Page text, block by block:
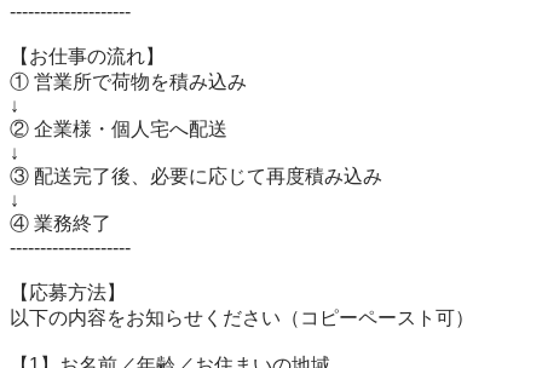
--------------------
【お仕事の流れ】
① 営業所で荷物を積み込み
↓
② 企業様・個人宅へ配送
↓
③ 配送完了後、必要に応じて再度積み込み
↓
④ 業務終了
--------------------
【応募方法】
以下の内容をお知らせください（コピーペースト可）